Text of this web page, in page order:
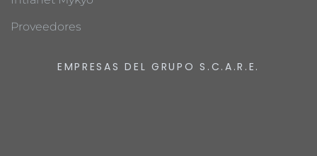
Proveedores
EMPRESAS DEL GRUPO S.C.A.R.E.